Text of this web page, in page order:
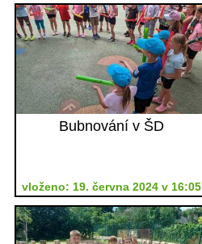
Bubnování v ŠD
vloženo: 19. června 2024 v 16:05